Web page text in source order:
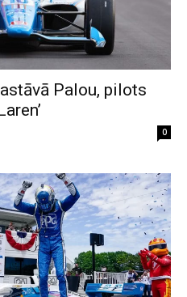
Palou, pilots
0